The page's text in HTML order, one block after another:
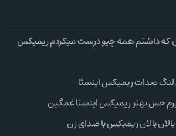
که داشتم همه چیو درست میکردم ریمیکس
لنگ صدات ریمیکس اینستا
حس بهتر ریمیکس اینستا غمگین
یالان ریمیکس با صدای زن